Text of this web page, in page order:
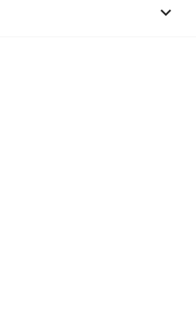
keyboard_arrow_down